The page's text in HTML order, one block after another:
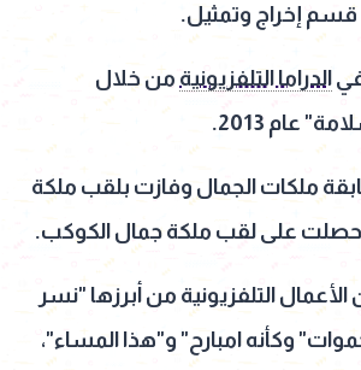
قسم إخراج وتمثيل.
الدراما التلفزيونية من خلال
عام 2013.
ملكات الجمال وفازت بلقب ملكة
على لقب ملكة جمال الكوكب.
التلفزيونية من أبرزها "نسر
وكأنه امبارح" و"هذا المساء"،